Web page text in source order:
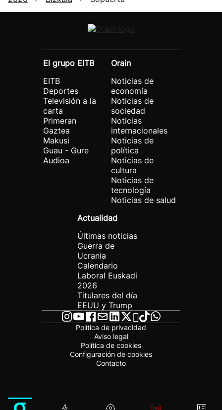
El grupo EITB
EITB
Deportes
Televisión a la
carta
Primeran
Gaztea
Makusi
Guau - Gure
Audioa
Orain
Noticias de
economía
Noticias de
sociedad
Noticias
internacionales
Noticias de
política
Noticias de
cultura
Noticias de
tecnología
Noticias de salud
Actualidad
Últimas noticias
Guerra de
Ucrania
Calendario
Laboral Euskadi
2026
Titulares del día
EEUU y Trump
Política de privacidad
Aviso legal
Política de cookies
Configuración de cookies
Contacto